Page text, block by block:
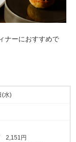
ナーにおすすめで
(水)
2,151円